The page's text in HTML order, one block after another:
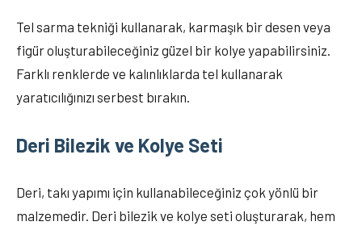
Tel sarma tekniği kullanarak, karmaşık bir desen veya
figür oluşturabileceğiniz güzel bir kolye yapabilirsiniz.
Farklı renklerde ve kalınlıklarda tel kullanarak
yaratıcılığınızı serbest bırakın.
Deri Bilezik ve Kolye Seti
Deri, takı yapımı için kullanabileceğiniz çok yönlü bir
malzemedir. Deri bilezik ve kolye seti oluşturarak, hem